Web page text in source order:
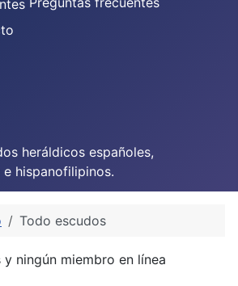
heráldicos españoles,
hispanofilipinos.
Todo escudos
ningún miembro en línea